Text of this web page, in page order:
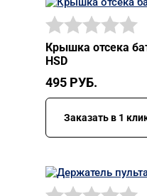
Крышка отсека
HSD
495 РУБ.
Заказать в 1